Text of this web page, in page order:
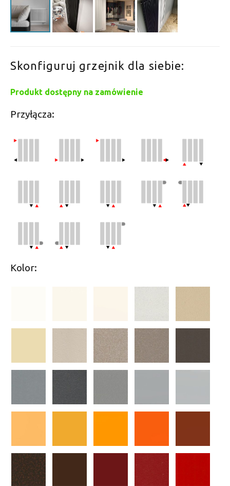
Skonfiguruj grzejnik dla siebie:
Produkt dostępny na zamówienie
Przyłącza:
Kolor: